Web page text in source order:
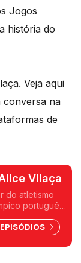
Jogos
história do
Veja aqui
conversa na
de
Vilaça
do atletismo
português,
de Los
do